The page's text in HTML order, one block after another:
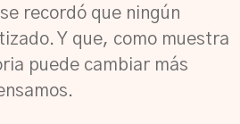
recordó que ningún
Y que, como muestra
puede cambiar más